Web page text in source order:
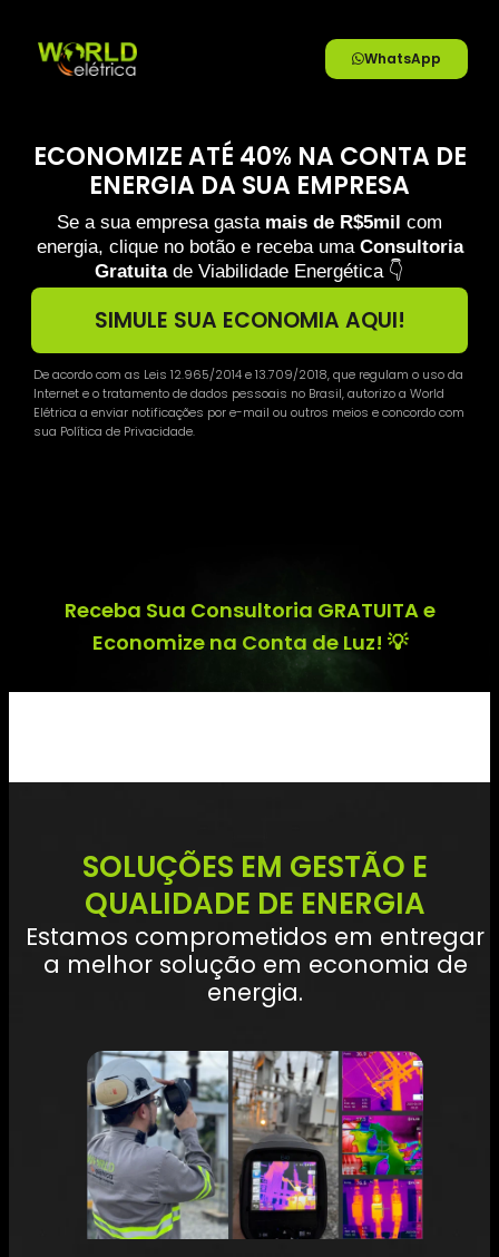
WhatsApp
ECONOMIZE ATÉ 40% NA CONTA DE
ENERGIA DA SUA EMPRESA
Se a sua empresa gasta mais de R$5mil com
energia, clique no botão e receba uma Consultoria
Gratuitade Viabilidade Energética 👇
SIMULE SUA ECONOMIA AQUI!
De acordo com as Leis 12.965/2014 e 13.709/2018, que regulam o uso da
Internet e o tratamento de dados pessoais no Brasil, autorizo a World
Elétrica a enviar notificações por e-mail ou outros meios e concordo com
sua Política de Privacidade.
Receba Sua Consultoria GRATUITA e
Economize na Conta de Luz! 💡
SOLUÇÕES EM GESTÃO E
QUALIDADE DE ENERGIA
Estamos comprometidos em entregar
a melhor solução em economia de
energia.